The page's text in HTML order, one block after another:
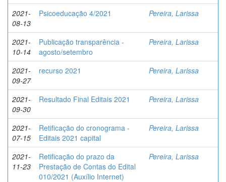
2021-
08-13
Psicoeducação 4/2021 Pereira, Larissa
2021-
10-14
Publicação transparência -
agosto/setembro
Pereira, Larissa
2021-
09-27
recurso 2021 Pereira, Larissa
2021-
09-30
Resultado Final Editais 2021 Pereira, Larissa
2021-
07-15
Retificação do cronograma -
Editais 2021 capital
Pereira, Larissa
2021-
11-23
Retificação do prazo da
Prestação de Contas do Edital
010/2021 (Auxílio Internet)
Pereira, Larissa